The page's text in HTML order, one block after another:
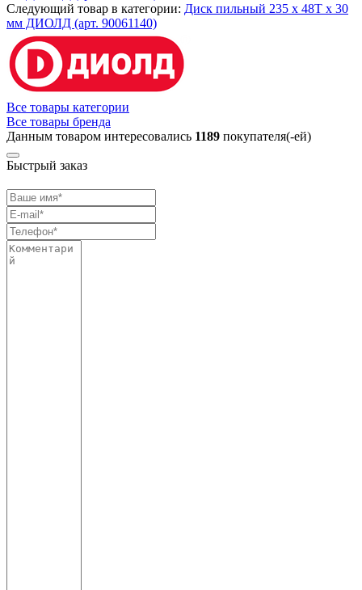
Следующий товар в категории: Диск пильный 235 х 48Т х 30
мм ДИОЛД (арт. 90061140)
Все товары категории
Все товары бренда
Данным товаром интересовались 1189 покупателя(-ей)
Быстрый заказ